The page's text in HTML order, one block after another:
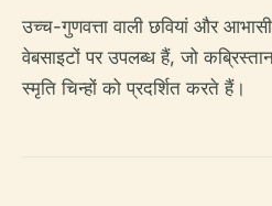
उच्च-गुणवत्ता वाली छवियां और
वेबसाइटों पर उपलब्ध हैं, जो
स्मृति चिन्हों को प्रदर्शित करते हैं।